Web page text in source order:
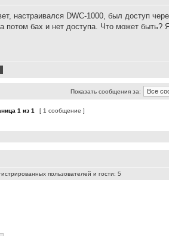
настраивался DWC-1000, был доступ
потом бах и нет доступа. Что может быть?
Показать сообщения за:
1 из 1 [ 1 сообщение ]
пользователей и гости: 5